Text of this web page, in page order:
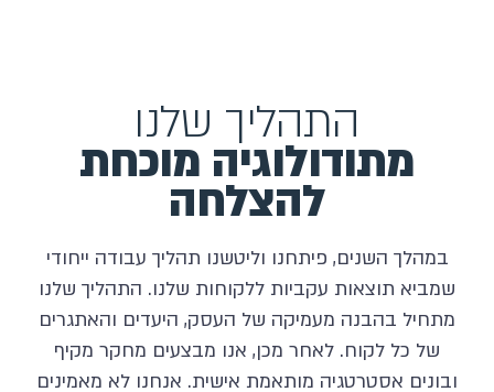
התהליך שלנו
מתודולוגיה מוכחת
להצלחה
במהלך השנים, פיתחנו וליטשנו תהליך עבודה ייחודי
שמביא תוצאות עקביות ללקוחות שלנו. התהליך שלנו
מתחיל בהבנה מעמיקה של העסק, היעדים והאתגרים
של כל לקוח. לאחר מכן, אנו מבצעים מחקר מקיף
ובונים אסטרטגיה מותאמת אישית. אנחנו לא מאמינים